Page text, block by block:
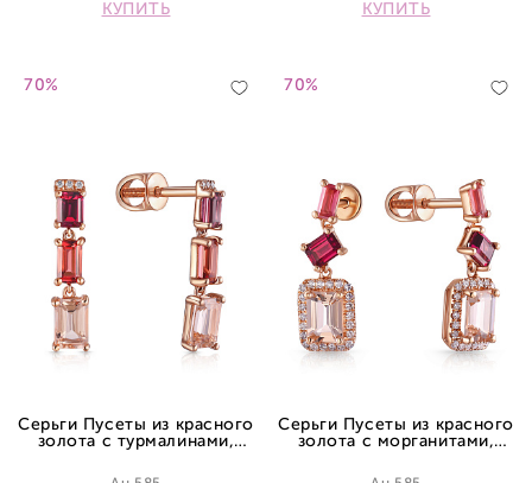
КУПИТЬ
КУПИТЬ
70%
Серьги Пусеты из красного
золота с турмалинами,
бриллиантами
70%
Серьги Пусеты из красного
золота с морганитами,
бриллиантами